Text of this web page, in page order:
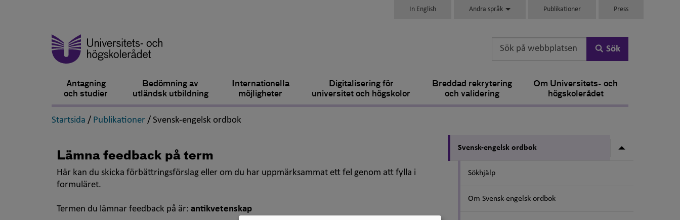
In English Andra språk Publikationer Press
Sök
Antagning
och studier
Bedömning av
utländsk utbildning
Internationella
möjligheter
Digitalisering för
universitet och högskolor
Breddad rekrytering
och validering
Om Universitets- och
högskolerådet
Startsida ,
/ Publikationer ,
/ Svensk-engelsk ordbok
Lämna feedback på term
Här kan du skicka förbättringsförslag eller om du har uppmärksammat ett fel genom att fylla i
formuläret.
Termen du lämnar feedback på är: antikvetenskap
Svensk-engelsk ordbok Undermeny
Sökhjälp
Om Svensk-engelsk ordbok